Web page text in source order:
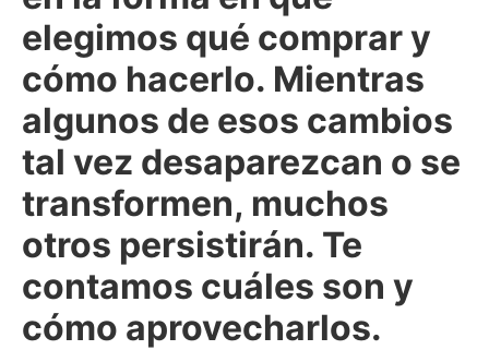
elegimos qué comprar y
cómo hacerlo. Mientras
algunos de esos cambios
tal vez desaparezcan o se
transformen, muchos
otros persistirán. Te
contamos cuáles son y
cómo aprovecharlos.